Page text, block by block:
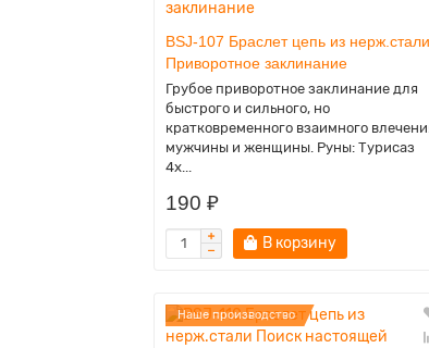
BSJ-107 Браслет цепь из нерж.стали
Приворотное заклинание
Грубое приворотное заклинание для
быстрого и сильного, но
кратковременного взаимного
мужчины и женщины. Руны: Турисаз
4x...
190 ₽
В корзину
Наше производство